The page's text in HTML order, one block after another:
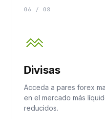
06 / 08
Divisas
Acceda a pares forex
en el mercado más
reducidos.